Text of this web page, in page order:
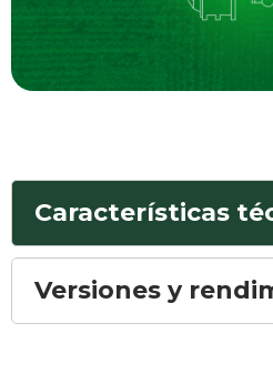
Características
Versiones y